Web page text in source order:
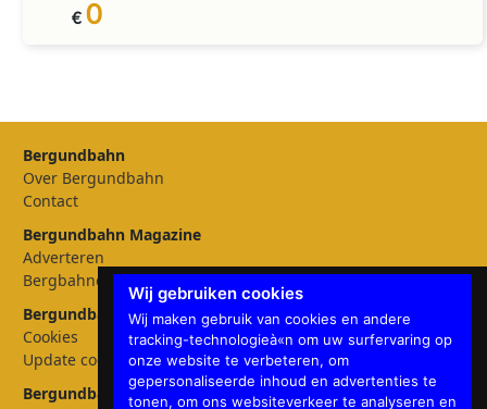
Wij gebruiken cookies
Wij maken gebruik van cookies en andere
tracking-technologieà«n om uw surfervaring op
onze website te verbeteren, om
gepersonaliseerde inhoud en advertenties te
tonen, om ons websiteverkeer te analyseren en
€ 0
Bergundbahn
Over Bergundbahn
Contact
Bergundbahn Magazine
Adverteren
Bergbahnen
Bergundbahn Instellingen
Cookies
Update cookies preferences
Bergundbahn talen